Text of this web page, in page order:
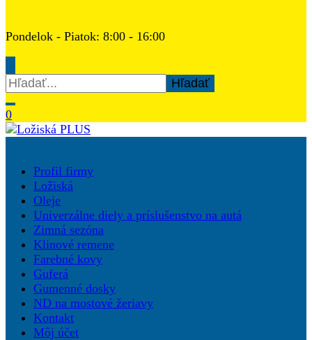
Pondelok - Piatok: 8:00 - 16:00
Hľadať:
0
Ložiská PLUS
Profil firmy
Ložiská
Oleje
Univerzálne diely a príslušenstvo na autá
Zimná sezóna
Klinové remene
Farebné kovy
Guferá
Gumenné dosky
ND na mostové žeriavy
Kontakt
Môj účet